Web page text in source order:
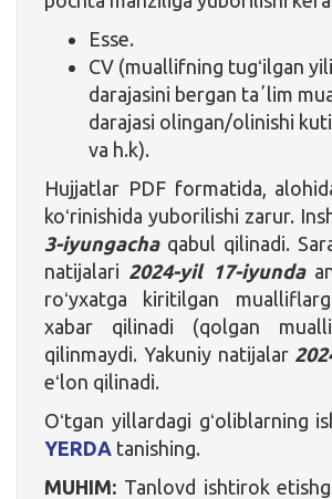
Esse.
CV (muallifning tugʻilgan
darajasini bergan taʼlim
darajasi olingan/olinishi
va h.k).
Hujjatlar PDF formatida,
koʻrinishida yuborilishi zarur.
3-iyungachaqabul qilinadi.
natijalari 2024-yil 17-iyunda
roʻyxatga kiritilgan
xabar qilinadi (qolgan
qilinmaydi. Yakuniy natijalar
eʻlon qilinadi.
Oʻtgan yillardagi gʻoliblarning
YERDA tanishing.
MUHIM: Tanlovd ishtirok